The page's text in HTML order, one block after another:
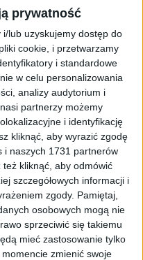
prywatność
i/lub uzyskujemy dostęp do
cookie, i przetwarzamy
i standardowe
w celu personalizowania
analizy audytorium i
partnerzy możemy
i identyfikację
kliknąć, aby wyrazić zgodę
i naszych 1731 partnerów
kliknąć, aby odmówić
szczegółowych informacji i
zgody. Pamiętaj,
osobowych mogą nie
sprzeciwić się takiemu
mieć zastosowanie tylko
zmienić swoje